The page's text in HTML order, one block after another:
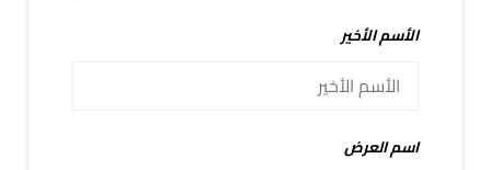
الأسم الأخير
اسم العرض